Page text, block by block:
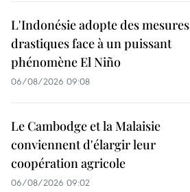
L'Indonésie adopte des mesures
drastiques face à un puissant
phénomène El Niño
06/08/2026 09:08
Le Cambodge et la Malaisie
conviennent d'élargir leur
coopération agricole
06/08/2026 09:02